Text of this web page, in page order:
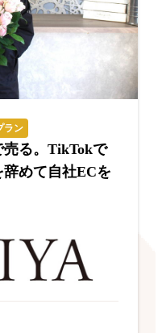
ラン
売る。TikTokで
めて自社ECを